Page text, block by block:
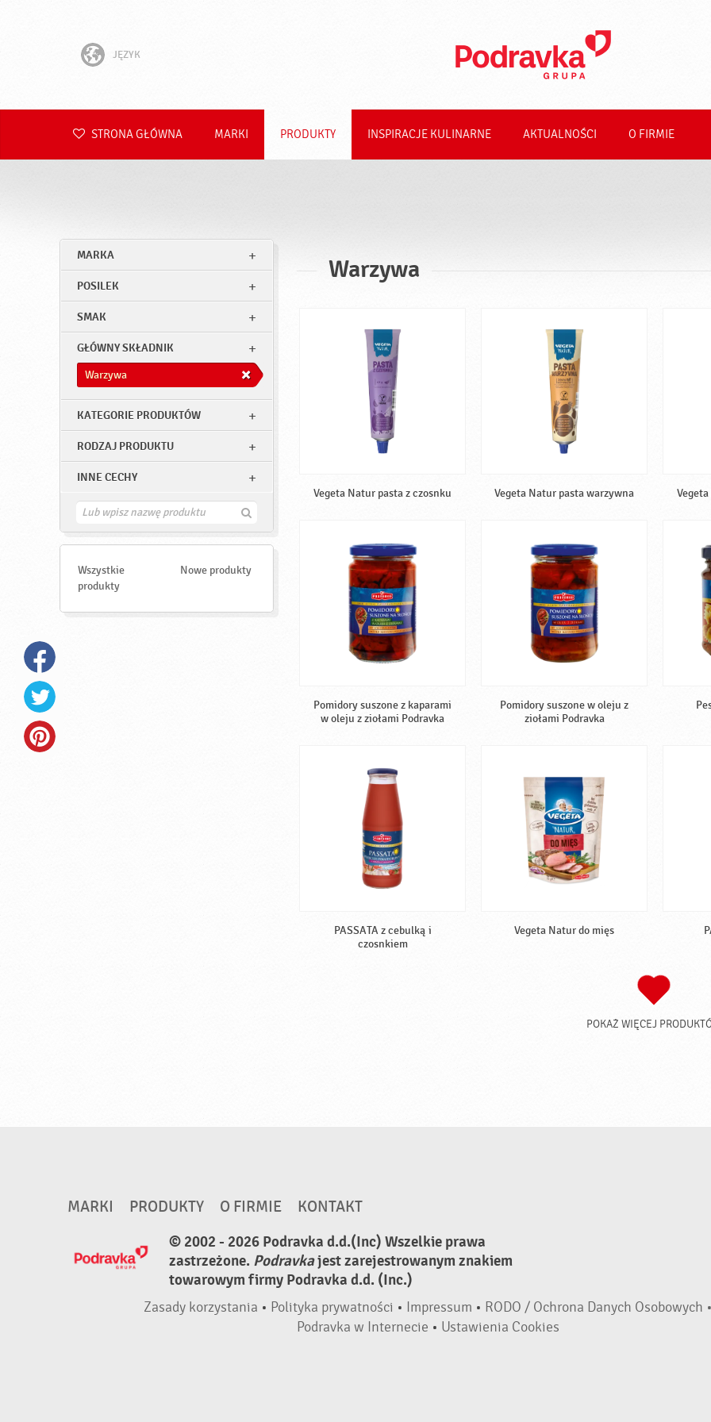
JĘZYK
Hrvatski
Română
Deutsch
STRONA GŁÓWNA MARKI PRODUKTY INSPIRACJE KULINARNE AKTUALNOŚCI O FIRMIE
MARKA
POSILEK
SMAK
GŁÓWNY SKŁADNIK
Warzywa
KATEGORIE PRODUKTÓW
RODZAJ PRODUKTU
INNE CECHY
Z
d
Wszystkie
produkty
Nowe produkty
Warzywa
Vegeta Natur pasta z czosnku Vegeta Natur pasta warzywna
Pomidory suszone z kaparami
w oleju z ziołami Podravka
Pomidory suszone w oleju z
ziołami Podravka
PASSATA z cebulką i
czosnkiem
Vegeta Natur do mięs
POKAŻ WIĘCEJ
MARKI PRODUKTY O FIRMIE
KONTAKT
© 2002 - 2026 Podravka d.d.(Inc) Wszelkie prawa
zastrzeżone. Podravkajest zarejestrowanym znakiem
towarowym firmy Podravka d.d. (Inc.)
Zasady korzystania • Polityka prywatności • Impressum • RODO / Ochrona Danych Osobowych •
Podravka w Internecie • Ustawienia Cookies